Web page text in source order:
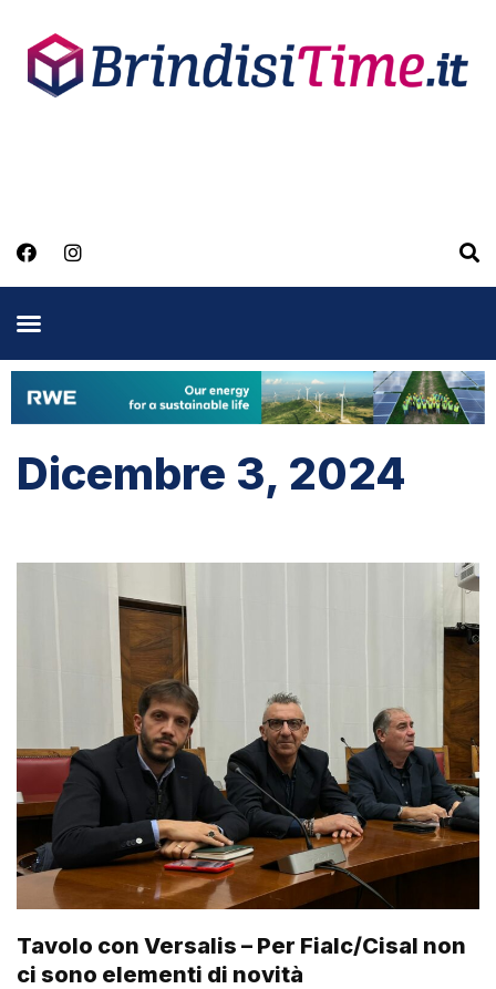
Dicembre 3, 2024
Tavolo con Versalis – Per Fialc/Cisal non
ci sono elementi di novità